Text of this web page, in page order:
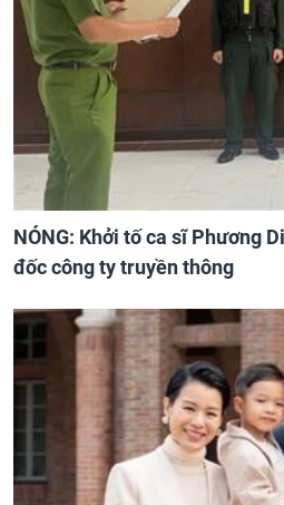
Tử vi thứ Năm 6/8/2026 của
bội thu tiền bạc, đón phúc khí
công việc khó khăn, tiền bạc